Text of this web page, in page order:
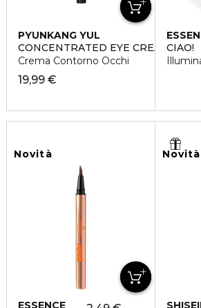
PYUNKANG YUL
CONCENTRATED EYE CREAM
Crema Contorno Occhi
19,99 €
CIAO!
Novità Novità